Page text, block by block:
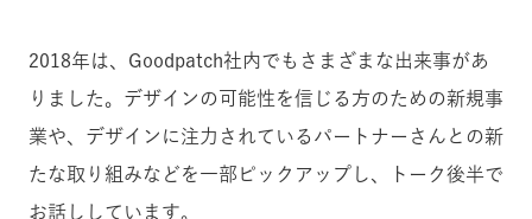
2018年は、Goodpatch社内でもさまざまな出来事があ
りました。デザインの可能性を信じる方のための新規事
業や、デザインに注力されているパートナーさんとの新
たな取り組みなどを一部ピックアップし、トーク後半で
お話ししています。